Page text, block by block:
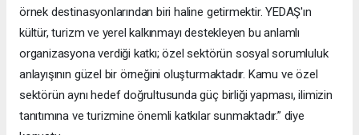
örnek destinasyonlarından biri haline getirmektir. YEDAŞ'ın
kültür, turizm ve yerel kalkınmayı destekleyen bu anlamlı
organizasyona verdiği katkı; özel sektörün sosyal sorumluluk
anlayışının güzel bir örneğini oluşturmaktadır. Kamu ve özel
sektörün aynı hedef doğrultusunda güç birliği yapması, ilimizin
tanıtımına ve turizmine önemli katkılar sunmaktadır.” diye